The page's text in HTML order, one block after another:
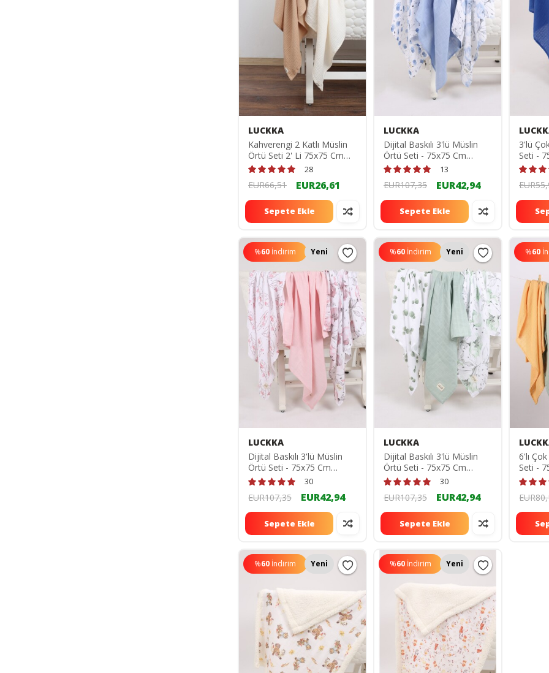
LUCKKA
Kahverengi 2 Katlı Müslin
Örtü Seti 2' Li 75x75 Cm
TYC00734274948
28
EUR66,51 EUR26,61
Sepete Ekle
LUCKKA
Dijital Baskılı 3'lü Müslin
Örtü Seti - 75x75 Cm
ZT5000
13
EUR107,35 EUR42,94
Sepete Ekle
3'lü
Seti -
%60 İndirim Yeni
LUCKKA
Dijital Baskılı 3'lü Müslin
Örtü Seti - 75x75 Cm
ZT5000
30
EUR107,35 EUR42,94
Sepete Ekle
%60 İndirim Yeni
LUCKKA
Dijital Baskılı 3'lü Müslin
Örtü Seti - 75x75 Cm
ZT5000
30
EUR107,35 EUR42,94
Sepete Ekle
%60
6'lı
Seti -
%60 İndirim Yeni %60 İndirim Yeni